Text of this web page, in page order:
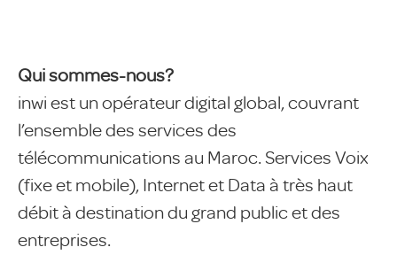
Qui sommes-nous?
inwi est un opérateur digital global, couvrant
l’ensemble des services des
télécommunications au Maroc. Services Voix
(fixe et mobile), Internet et Data à très haut
débit à destination du grand public et des
entreprises.